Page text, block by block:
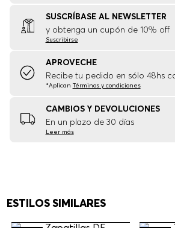
SUSCRÍBASE AL NEWSLETTER
y obtenga un cupón de 10% off
Suscribirse
APROVECHE
Recibe tu pedido en sólo 48hs
*Aplican Términos y condiciones
CAMBIOS Y DEVOLUCIONES
En un plazo de 30 días
Leer más
ESTILOS SIMILARES